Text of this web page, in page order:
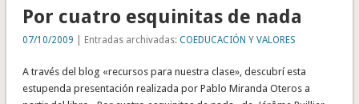
Por cuatro esquinitas de nada
07/10/2009 | Entradas archivadas: COEDUCACIÓN Y VALORES
A través del blog «recursos para nuestra clase», descubrí esta
estupenda presentación realizada por Pablo Miranda Oteros a